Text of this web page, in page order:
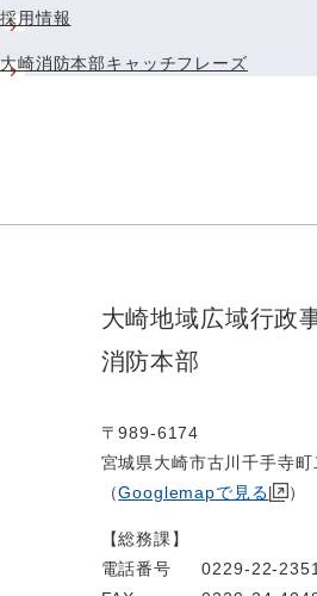
採用情報
大崎消防本部キャッチフレーズ
大崎地域広域行政
消防本部
〒989-6174
宮城県大崎市古川千手寺
（Googlemapで見る ）
【総務課】
電話番号
0229-22-